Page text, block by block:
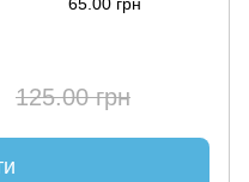
125.00 грн